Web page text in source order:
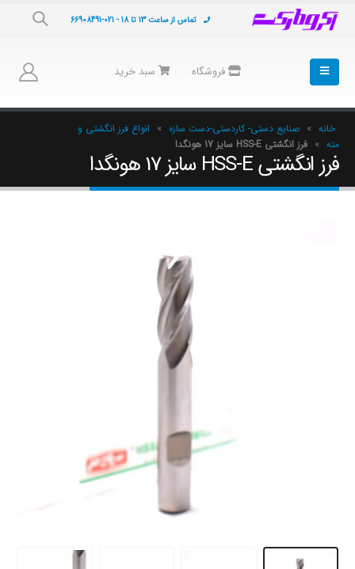
تماس از ساعت 13 تا 18 - 021-66908491
فروشگاه سبد خرید
خانه » صنایع دستی- کاردستی-دست سازه » انواع فرز انگشتی و
مته » فرز انگشتی HSS-E سایز 17 هونگدا
فرز انگشتی HSS-E سایز 17 هونگدا